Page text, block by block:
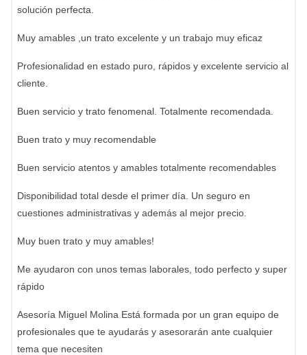
solución perfecta.
Muy amables ,un trato excelente y un trabajo muy eficaz
Profesionalidad en estado puro, rápidos y excelente servicio al
cliente.
Buen servicio y trato fenomenal. Totalmente recomendada.
Buen trato y muy recomendable
Buen servicio atentos y amables totalmente recomendables
Disponibilidad total desde el primer día. Un seguro en
cuestiones administrativas y además al mejor precio.
Muy buen trato y muy amables!
Me ayudaron con unos temas laborales, todo perfecto y super
rápido
Asesoría Miguel Molina Está formada por un gran equipo de
profesionales que te ayudarás y asesorarán ante cualquier
tema que necesiten